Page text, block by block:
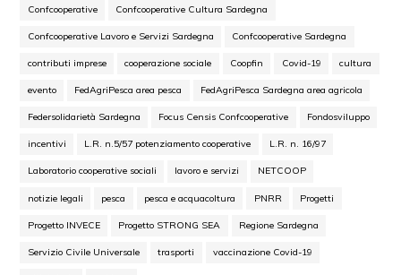
Confcooperative Confcooperative Cultura Sardegna
Confcooperative Lavoro e Servizi Sardegna Confcooperative Sardegna
contributi imprese cooperazione sociale Coopfin Covid-19 cultura
evento FedAgriPesca area pesca FedAgriPesca Sardegna area agricola
Federsolidarietà Sardegna Focus Censis Confcooperative Fondosviluppo
incentivi L.R. n.5/57 potenziamento cooperative L.R. n. 16/97
Laboratorio cooperative sociali lavoro e servizi NETCOOP
notizie legali pesca pesca e acquacoltura PNRR Progetti
Progetto INVECE Progetto STRONG SEA Regione Sardegna
Servizio Civile Universale trasporti vaccinazione Covid-19